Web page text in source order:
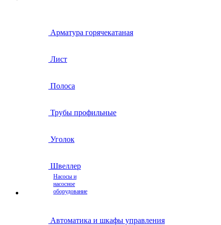
Арматура горячекатаная
Лист
Полоса
Трубы профильные
Уголок
Швеллер
Насосы и
насосное
оборудование
Автоматика и шкафы управления